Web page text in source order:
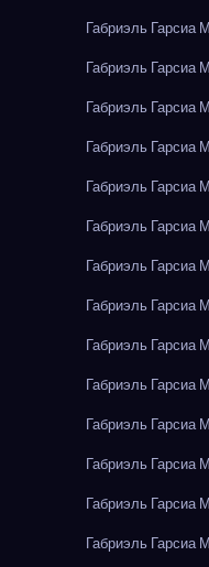
Габриэль Гарсиа
Габриэль Гарсиа
Габриэль Гарсиа
Габриэль Гарсиа
Габриэль Гарсиа
Габриэль Гарсиа
Габриэль Гарсиа
Габриэль Гарсиа
Габриэль Гарсиа
Габриэль Гарсиа
Габриэль Гарсиа
Габриэль Гарсиа
Габриэль Гарсиа
Габриэль Гарсиа